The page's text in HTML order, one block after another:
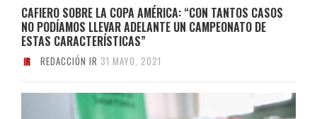
CAFIERO SOBRE LA COPA AMÉRICA: “CON TANTOS CASOS
NO PODÍAMOS LLEVAR ADELANTE UN CAMPEONATO DE
ESTAS CARACTERÍSTICAS”
REDACCIÓN IR 31 MAYO, 2021